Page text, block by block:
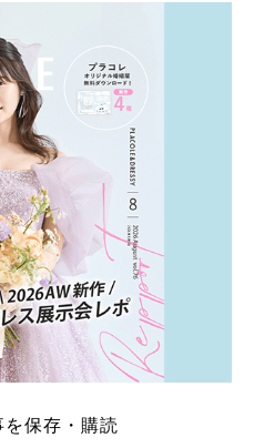
保存・購読